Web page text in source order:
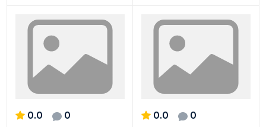
0.0
0
0.0
0